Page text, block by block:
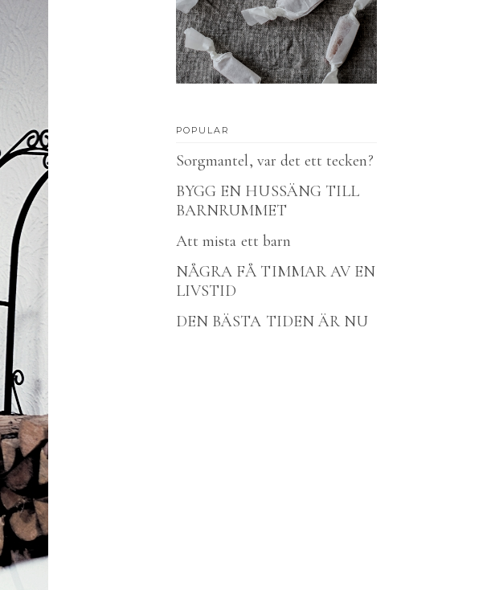
POPULAR
Sorgmantel, var det ett tecken?
BYGG EN HUSSÄNG TILL
BARNRUMMET
Att mista ett barn
NÅGRA FÅ TIMMAR AV EN
LIVSTID
DEN BÄSTA TIDEN ÄR NU